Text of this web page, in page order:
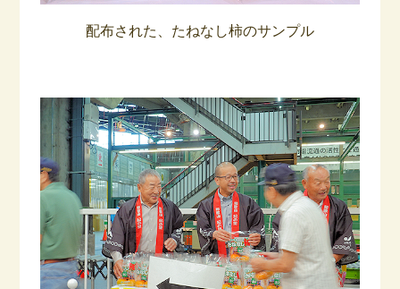
配布された、たねなし柿のサンプル